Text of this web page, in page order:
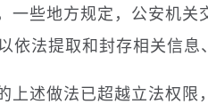
一些地方规定，公安机
依法提取和封存相关信息
上述做法已超越立法权